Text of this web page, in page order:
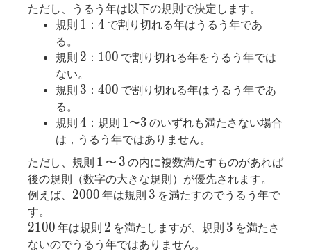
ただし、うるう年は以下の規則で決定します。
規則 1
1 ： 4
4 で割り切れる年はうるう年であ
る。
規則 2
2 ： 100
100 で割り切れる年をうるう年では
ない。
規則 3
3 ： 400
400 で割り切れる年はうるう年であ
る。
規則 4
4 ：規則 1
1〜3
3 のいずれも満たさない場合
は，うるう年ではありません。
ただし、規則 1
1 〜 3
3 の内に複数満たすものがあれば
後の規則（数字の大きな規則）が優先されます。
例えば、 2000
2000 年は規則 3
3 を満たすのでうるう年で
す。
2100
2100 年は規則 2
2 を満たしますが、規則 3
3 を満たさ
ないのでうるう年ではありません。